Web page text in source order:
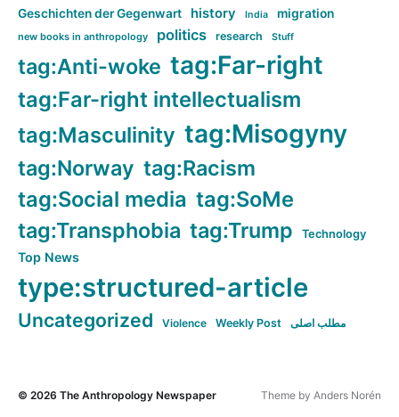
Geschichten der Gegenwart history India migration
new books in anthropology politics research Stuff
tag:Anti-woke tag:Far-right
tag:Far-right intellectualism
tag:Masculinity tag:Misogyny
tag:Norway tag:Racism
tag:Social media tag:SoMe
tag:Transphobia tag:Trump Technology
Top News
type:structured-article
Uncategorized Violence Weekly Post مطلب اصلی
© 2026 The Anthropology Newspaper Theme by Anders Norén